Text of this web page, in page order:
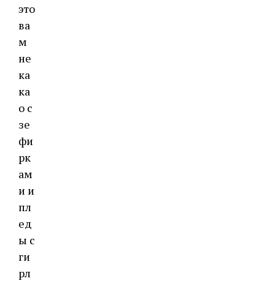
это
ва
м
не
ка
ка
о с
зе
фи
рк
ам
и и
пл
ед
ы с
ги
рл